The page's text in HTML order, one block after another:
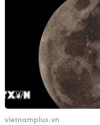
vietnamplus.vn